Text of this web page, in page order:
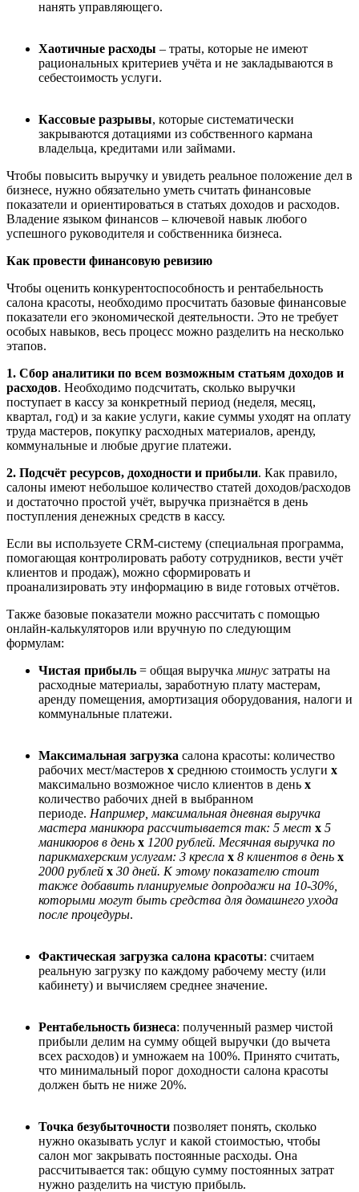
нанять управляющего.
Хаотичные расходы – траты, которые не имеют
рациональных критериев учёта и не закладываются в
себестоимость услуги.
Кассовые разрывы, которые систематически
закрываются дотациями из собственного кармана
владельца, кредитами или займами.
Чтобы повысить выручку и увидеть реальное положение дел в
бизнесе, нужно обязательно уметь считать финансовые
показатели и ориентироваться в статьях доходов и расходов.
Владение языком финансов – ключевой навык любого
успешного руководителя и собственника бизнеса.
Как провести финансовую ревизию
Чтобы оценить конкурентоспособность и рентабельность
салона красоты, необходимо просчитать базовые финансовые
показатели его экономической деятельности. Это не требует
особых навыков, весь процесс можно разделить на несколько
этапов.
1. Сбор аналитики по всем возможным статьям доходов и
расходов. Необходимо подсчитать, сколько выручки
поступает в кассу за конкретный период (неделя, месяц,
квартал, год) и за какие услуги, какие суммы уходят на оплату
труда мастеров, покупку расходных материалов, аренду,
коммунальные и любые другие платежи.
2. Подсчёт ресурсов, доходности и прибыли. Как правило,
салоны имеют небольшое количество статей доходов/расходов
и достаточно простой учёт, выручка признаётся в день
поступления денежных средств в кассу.
Если вы используете CRM-систему (специальная программа,
помогающая контролировать работу сотрудников, вести учёт
клиентов и продаж), можно сформировать и
проанализировать эту информацию в виде готовых отчётов.
Также базовые показатели можно рассчитать с помощью
онлайн-калькуляторов или вручную по следующим
формулам:
Чистая прибыль = общая выручка минус затраты на
расходные материалы, заработную плату мастерам,
аренду помещения, амортизация оборудования, налоги и
коммунальные платежи.
Максимальная загрузка салона красоты: количество
рабочих мест/мастеров х среднюю стоимость услуги х
максимально возможное число клиентов в день х
количество рабочих дней в выбранном
периоде. Например, максимальная дневная выручка
мастера маникюра рассчитывается так: 5 мест х 5
маникюров в день х 1200 рублей. Месячная выручка по
парикмахерским услугам: 3 кресла х 8 клиентов в день х
2000 рублей х 30 дней. К этому показателю стоит
также добавить планируемые допродажи на 10-30%,
которыми могут быть средства для домашнего ухода
после процедуры.
Фактическая загрузка салона красоты: считаем
реальную загрузку по каждому рабочему месту (или
кабинету) и вычисляем среднее значение.
Рентабельность бизнеса: полученный размер чистой
прибыли делим на сумму общей выручки (до вычета
всех расходов) и умножаем на 100%. Принято считать,
что минимальный порог доходности салона красоты
должен быть не ниже 20%.
Точка безубыточности позволяет понять, сколько
нужно оказывать услуг и какой стоимостью, чтобы
салон мог закрывать постоянные расходы. Она
рассчитывается так: общую сумму постоянных затрат
нужно разделить на чистую прибыль.